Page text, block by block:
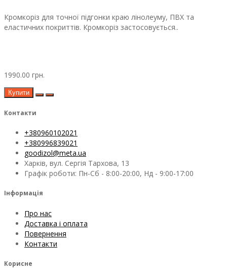
Кромкоріз для точної підгонки краю лінолеуму, ПВХ та
еластичних покриттів. Кромкоріз застосовується..
1990.00 грн.
Купити
Контакти
+380960102021
+380996839021
goodizol@meta.ua
Харків, вул. Сергія Тархова, 13
Графік роботи: Пн-Сб - 8:00-20:00, Нд - 9:00-17:00
Інформація
Про нас
Доставка і оплата
Повернення
Контакти
Корисне